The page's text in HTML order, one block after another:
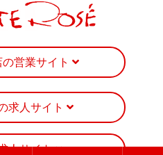
営業サイト
求人サイト
人サイト